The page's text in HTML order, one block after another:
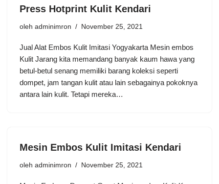
Press Hotprint Kulit Kendari
oleh adminimron November 25, 2021
Jual Alat Embos Kulit Imitasi Yogyakarta Mesin embos
Kulit Jarang kita memandang banyak kaum hawa yang
betul-betul senang memiliki barang koleksi seperti
dompet, jam tangan kulit atau lain sebagainya pokoknya
antara lain kulit. Tetapi mereka…
Mesin Embos Kulit Imitasi Kendari
oleh adminimron November 25, 2021